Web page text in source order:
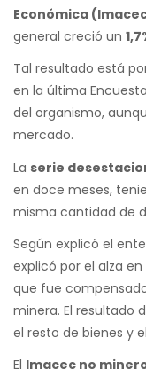
Económica
general creció un
Tal resultado está
en la última
del organismo,
mercado.
La serie
en doce meses,
misma cantidad de
Según explicó el
explicó por el alza
que fue
minera. El resultado
el resto de bienes y
El Imacec no